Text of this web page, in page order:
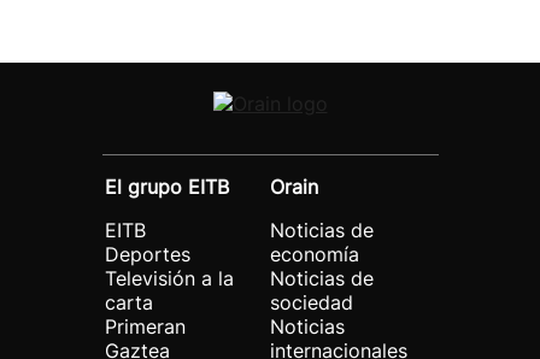
El grupo EITB
EITB
Deportes
Televisión a la
carta
Primeran
Gaztea
Orain
Noticias de
economía
Noticias de
sociedad
Noticias
internacionales